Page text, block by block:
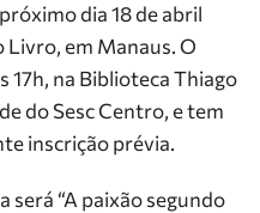
dia 18 de abril
Livro, em Manaus. O
17h, na Biblioteca Thiago
do Sesc Centro, e tem
inscrição prévia.
será “A paixão segundo